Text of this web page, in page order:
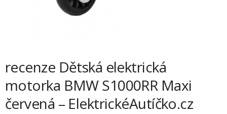
recenze Dětská elektrická
motorka BMW S1000RR Maxi
červená – ElektrickéAutíčko.cz